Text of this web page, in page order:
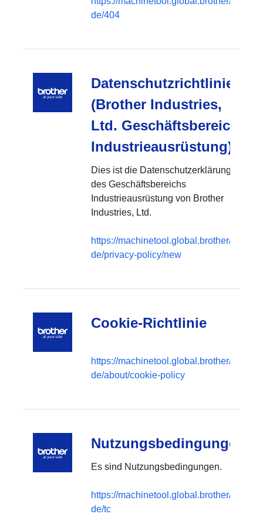
de/404
Datenschutzrichtlinie
(Brother Industries,
Ltd. Geschäftsbereich
Industrieausrüstung)
Dies ist die Datenschutzerklärung
des Geschäftsbereichs
Industrieausrüstung von Brother
Industries, Ltd.
https://machinetool.global.brother/de-
de/privacy-policy/new
Cookie-Richtlinie
https://machinetool.global.brother/de-
de/about/cookie-policy
Nutzungsbedingungen
Es sind Nutzungsbedingungen.
https://machinetool.global.brother/de-
de/tc